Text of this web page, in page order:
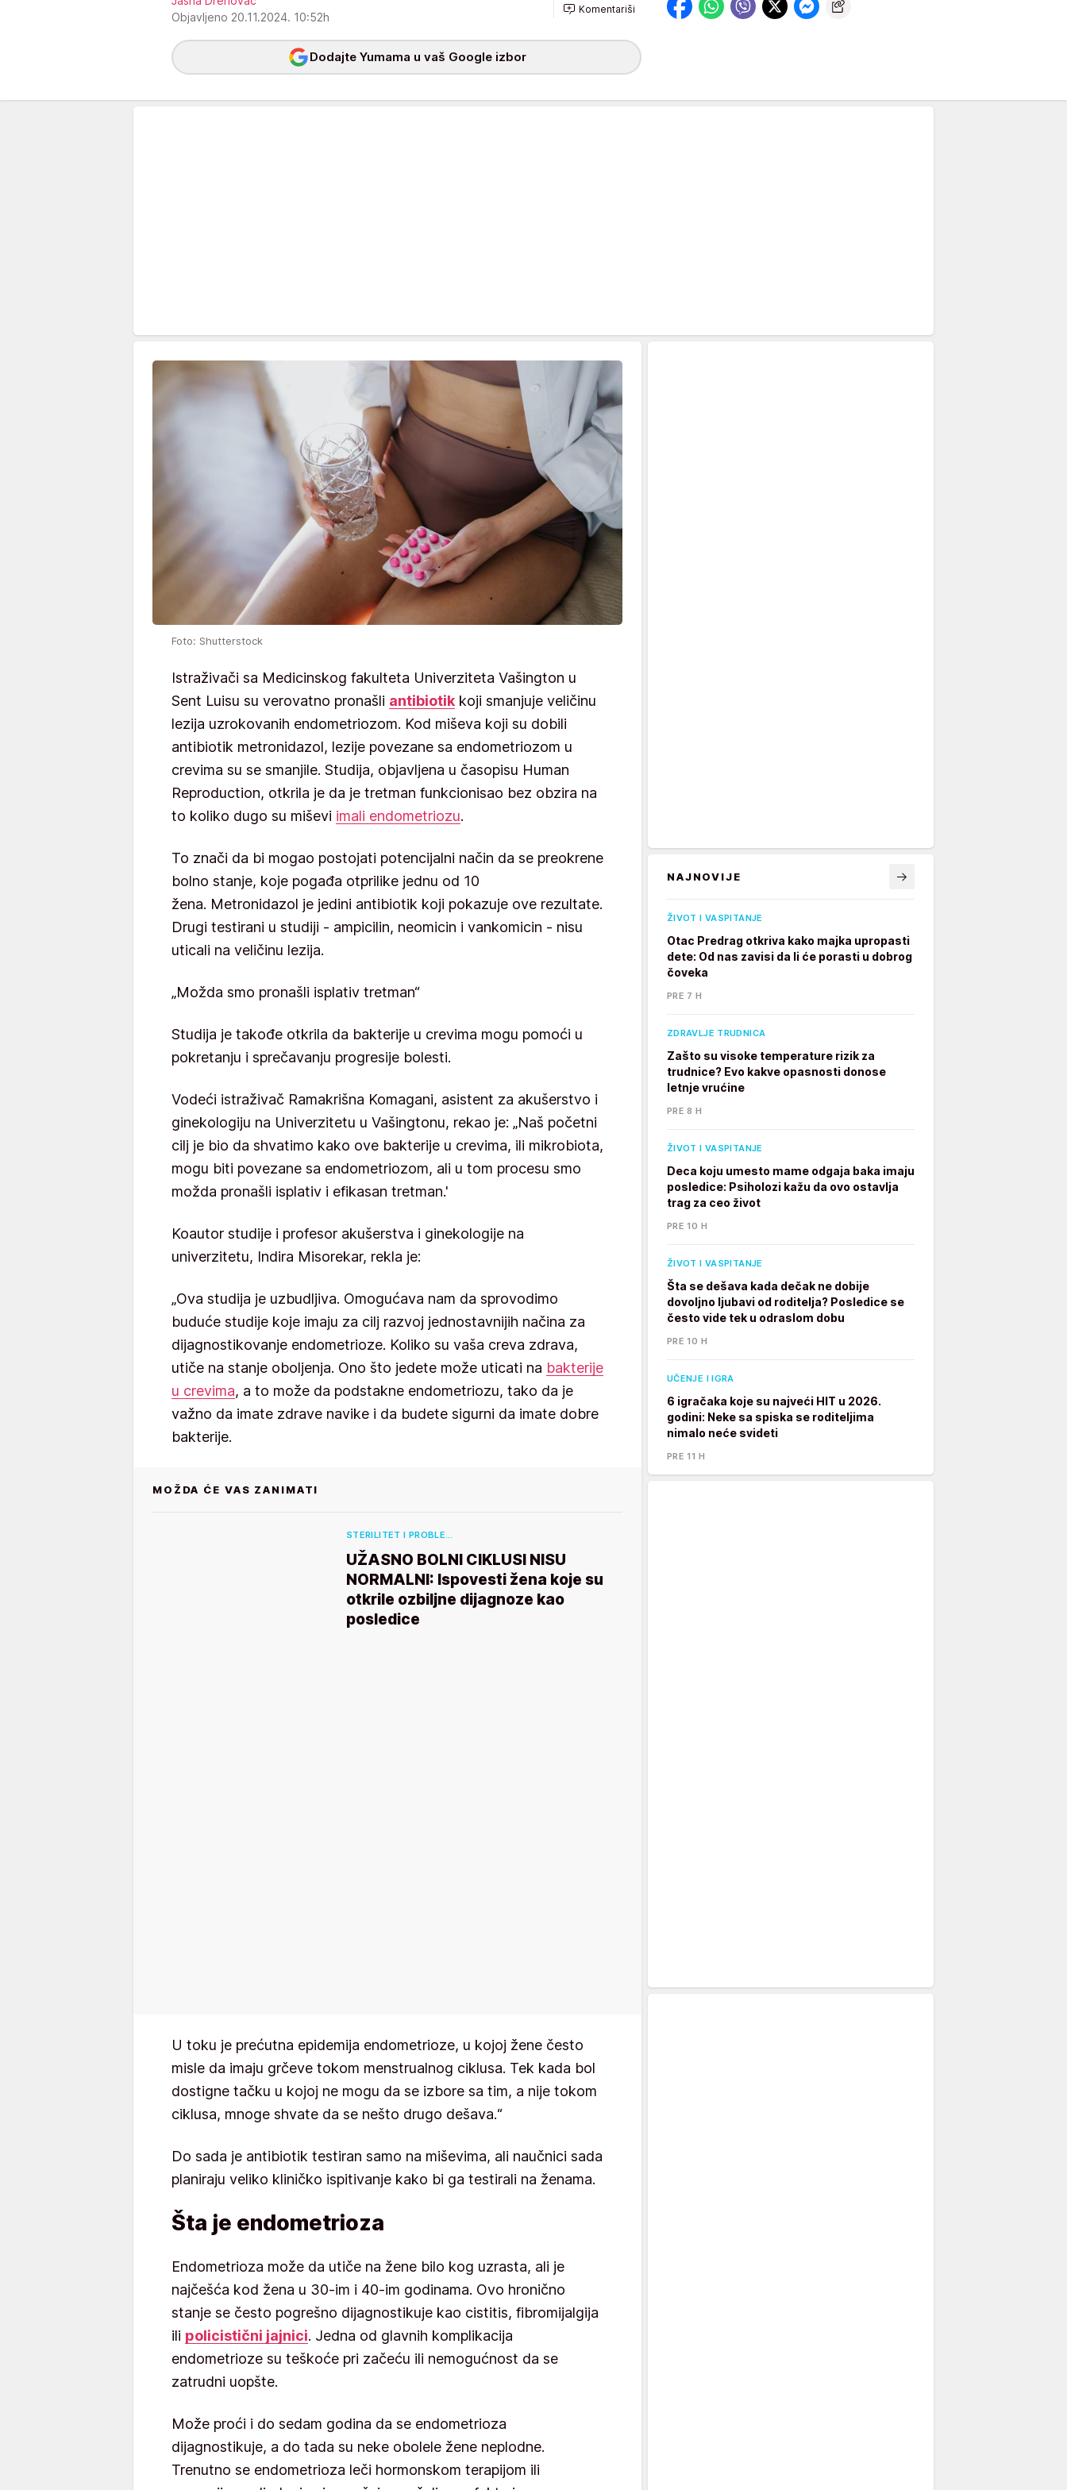
Objavljeno 20.11.2024. 10:52h
Komentariši
Dodajte Yumama u vaš Google izbor
Foto: Shutterstock
Istraživači sa Medicinskog fakulteta Univerziteta Vašington u
Sent Luisu su verovatno pronašli antibiotik koji smanjuje veličinu
lezija uzrokovanih endometriozom. Kod miševa koji su dobili
antibiotik metronidazol, lezije povezane sa endometriozom u
crevima su se smanjile. Studija, objavljena u časopisu Human
Reproduction, otkrila je da je tretman funkcionisao bez obzira na
to koliko dugo su miševi imali endometriozu.
To znači da bi mogao postojati potencijalni način da se preokrene
bolno stanje, koje pogađa otprilike jednu od 10
žena. Metronidazol je jedini antibiotik koji pokazuje ove rezultate.
Drugi testirani u studiji - ampicilin, neomicin i vankomicin - nisu
uticali na veličinu lezija.
„Možda smo pronašli isplativ tretman“
Studija je takođe otkrila da bakterije u crevima mogu pomoći u
pokretanju i sprečavanju progresije bolesti.
Vodeći istraživač Ramakrišna Komagani, asistent za akušerstvo i
ginekologiju na Univerzitetu u Vašingtonu, rekao je: „Naš početni
cilj je bio da shvatimo kako ove bakterije u crevima, ili mikrobiota,
mogu biti povezane sa endometriozom, ali u tom procesu smo
možda pronašli isplativ i efikasan tretman.'
Koautor studije i profesor akušerstva i ginekologije na
univerzitetu, Indira Misorekar, rekla je:
„Ova studija je uzbudljiva. Omogućava nam da sprovodimo
buduće studije koje imaju za cilj razvoj jednostavnijih načina za
dijagnostikovanje endometrioze. Koliko su vaša creva zdrava,
utiče na stanje oboljenja. Ono što jedete može uticati na bakterije
u crevima, a to može da podstakne endometriozu, tako da je
važno da imate zdrave navike i da budete sigurni da imate dobre
bakterije.
MOŽDA ĆE VAS ZANIMATI
STERILITET I PROBLE…
UŽASNO BOLNI CIKLUSI NISU
NORMALNI: Ispovesti žena koje su
otkrile ozbiljne dijagnoze kao
posledice
U toku je prećutna epidemija endometrioze, u kojoj žene često
misle da imaju grčeve tokom menstrualnog ciklusa. Tek kada bol
dostigne tačku u kojoj ne mogu da se izbore sa tim, a nije tokom
ciklusa, mnoge shvate da se nešto drugo dešava.“
Do sada je antibiotik testiran samo na miševima, ali naučnici sada
planiraju veliko kliničko ispitivanje kako bi ga testirali na ženama.
Šta je endometrioza
Endometrioza može da utiče na žene bilo kog uzrasta, ali je
najčešća kod žena u 30-im i 40-im godinama. Ovo hronično
stanje se često pogrešno dijagnostikuje kao cistitis, fibromijalgija
ili policistični jajnici. Jedna od glavnih komplikacija
endometrioze su teškoće pri začeću ili nemogućnost da se
zatrudni uopšte.
Može proći i do sedam godina da se endometrioza
dijagnostikuje, a do tada su neke obolele žene neplodne.
Trenutno se endometrioza leči hormonskom terapijom ili
NAJNOVIJE
ŽIVOT I VASPITANJE
Otac Predrag otkriva kako majka upropasti
dete: Od nas zavisi da li će porasti u dobrog
čoveka
PRE 7 H
ZDRAVLJE TRUDNICA
Zašto su visoke temperature rizik za
trudnice? Evo kakve opasnosti donose
letnje vrućine
PRE 8 H
ŽIVOT I VASPITANJE
Deca koju umesto mame odgaja baka imaju
posledice: Psiholozi kažu da ovo ostavlja
trag za ceo život
PRE 10 H
ŽIVOT I VASPITANJE
Šta se dešava kada dečak ne dobije
dovoljno ljubavi od roditelja? Posledice se
često vide tek u odraslom dobu
PRE 10 H
UČENJE I IGRA
6 igračaka koje su najveći HIT u 2026.
godini: Neke sa spiska se roditeljima
nimalo neće svideti
PRE 11 H